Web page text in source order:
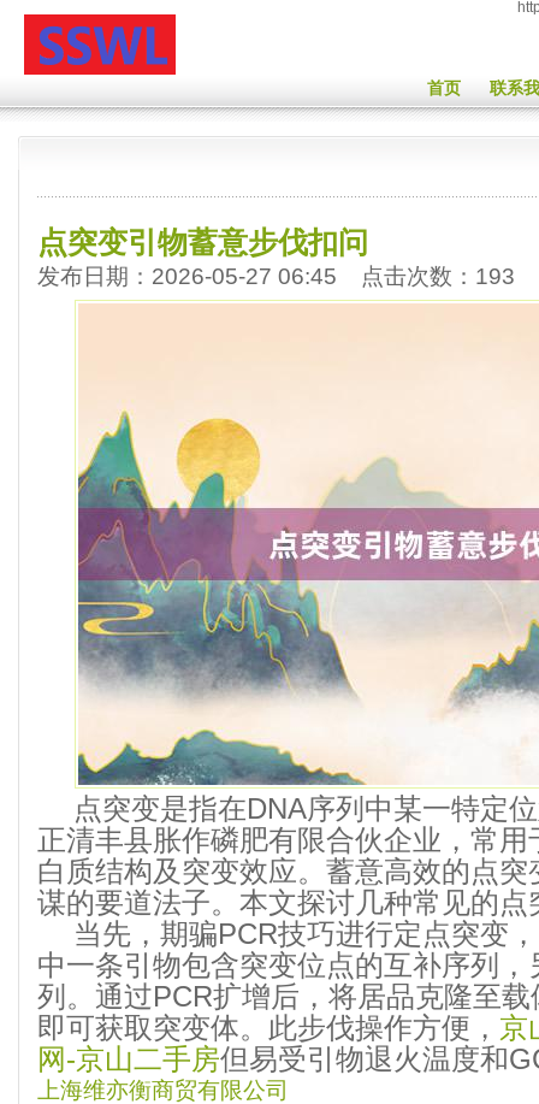
首页 联系
点突变引物蓄意步伐扣问
发布日期：2026-05-27 06:45 点击次数：193
点突变是指在DNA序列中某一特定
正清丰县胀作磷肥有限合伙企业，常
白质结构及突变效应。蓄意高效的点
谋的要道法子。本文探讨几种常见的
当先，期骗PCR技巧进行定点突变
中一条引物包含突变位点的互补序列
列。通过PCR扩增后，将居品克隆至
即可获取突变体。此步伐操作方便， 京
网-京山二手房但易受引物退火温度和
上海维亦衡商贸有限公司